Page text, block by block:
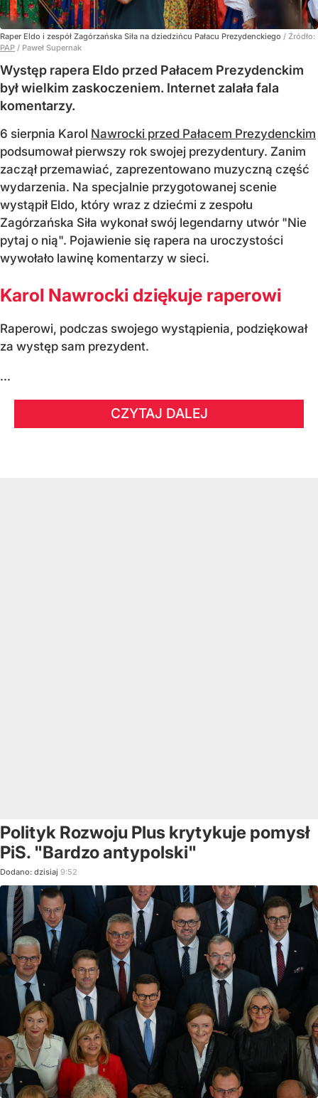
Raper Eldo i zespół Zagórzańska Siła na dziedzińcu Pałacu Prezydenckiego / Źródło:
PAP / Paweł Supernak
Występ rapera Eldo przed Pałacem Prezydenckim
był wielkim zaskoczeniem. Internet zalała fala
komentarzy.
6 sierpnia Karol Nawrocki przed Pałacem Prezydenckim
podsumował pierwszy rok swojej prezydentury. Zanim
zaczął przemawiać, zaprezentowano muzyczną część
wydarzenia. Na specjalnie przygotowanej scenie
wystąpił Eldo, który wraz z dziećmi z zespołu
Zagórzańska Siła wykonał swój legendarny utwór "Nie
pytaj o nią". Pojawienie się rapera na uroczystości
wywołało lawinę komentarzy w sieci.
Karol Nawrocki dziękuje raperowi
Raperowi, podczas swojego wystąpienia, podziękował
za występ sam prezydent.
...
CZYTAJ DALEJ
Polityk Rozwoju Plus krytykuje pomysł
PiS. "Bardzo antypolski"
Dodano: dzisiaj 9:52